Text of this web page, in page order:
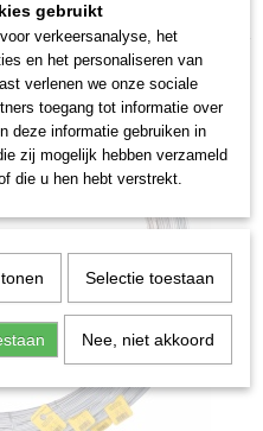
van 5 kg)
gebruikt
verkeersanalyse, het
en het personaliseren van
verlenen we onze sociale
toegang tot informatie over
deze informatie gebruiken in
zij mogelijk hebben verzameld
die u hen hebt verstrekt.
Selectie toestaan
Nee, niet akkoord